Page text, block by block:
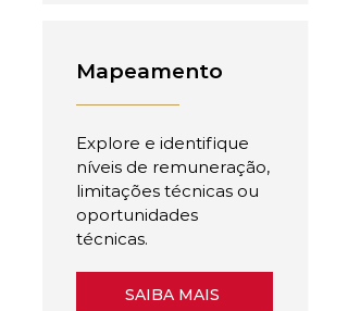
Mapeamento
Explore e identifique
níveis de remuneração,
limitações técnicas ou
oportunidades
técnicas.
SAIBA MAIS